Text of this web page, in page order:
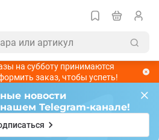
на субботу принимаются
заказ, чтобы успеть!
новости
Telegram-канале!